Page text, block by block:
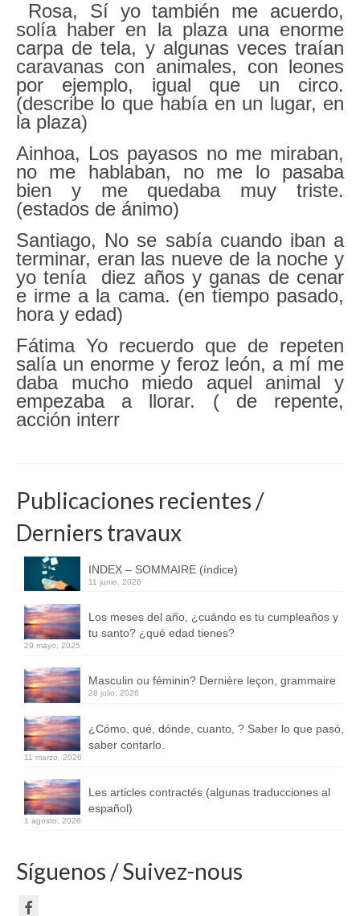
Rosa, Sí yo también me acuerdo,
solía haber en la plaza una enorme
carpa de tela, y algunas veces traían
caravanas con animales, con leones
por ejemplo, igual que un circo.
(describe lo que había en un lugar, en
la plaza)
Ainhoa, Los payasos no me miraban,
no me hablaban, no me lo pasaba
bien y me quedaba muy triste.
(estados de ánimo)
Santiago, No se sabía cuando iban a
terminar, eran las nueve de la noche y
yo tenía diez años y ganas de cenar
e irme a la cama. (en tiempo pasado,
hora y edad)
Fátima Yo recuerdo que de repeten
salía un enorme y feroz león, a mí me
daba mucho miedo aquel animal y
empezaba a llorar. ( de repente,
acción interr
Publicaciones recientes /
Derniers travaux
INDEX – SOMMAIRE (índice)
11 junio, 2026
Los meses del año, ¿cuándo es tu cumpleaños y
tu santo? ¿qué edad tienes?
29 mayo, 2025
Masculin ou féminin? Dernière leçon, grammaire
28 julio, 2026
¿Cómo, qué, dónde, cuanto, ? Saber lo que pasó,
saber contarlo.
11 marzo, 2026
Les articles contractés (algunas traducciones al
español)
1 agosto, 2026
Síguenos / Suivez-nous